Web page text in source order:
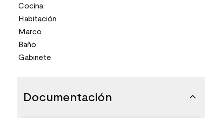
Cocina
Habitación
Marco
Baño
Gabinete
Documentación